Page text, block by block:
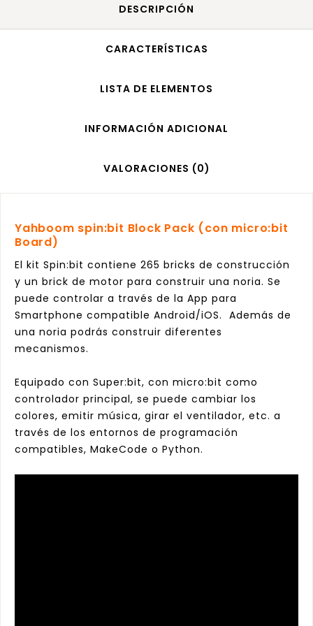
DESCRIPCIÓN
CARACTERÍSTICAS
LISTA DE ELEMENTOS
INFORMACIÓN ADICIONAL
VALORACIONES (0)
Yahboom spin:bit Block Pack (con micro:bit
Board)
El kit Spin:bit contiene 265 bricks de construcción
y un brick de motor para construir una noria. Se
puede controlar a través de la App para
Smartphone compatible Android/iOS. Además de
una noria podrás construir diferentes
mecanismos.
Equipado con Super:bit, con micro:bit como
controlador principal, se puede cambiar los
colores, emitir música, girar el ventilador, etc. a
través de los entornos de programación
compatibles, MakeCode o Python.